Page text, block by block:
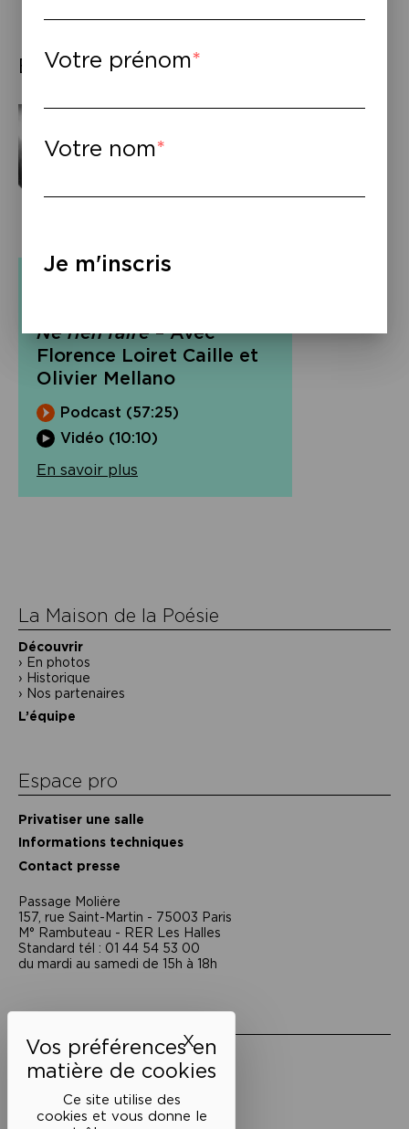
Ce site utilise des
cookies et vous donne le
XMasquer le bandeau des
Éléments associés
Podcast & Vidéo
Ne rien faire– Avec
Florence Loiret Caille et
Olivier Mellano
Podcast (57:25)
Vidéo (10:10)
En savoir plus
La Maison de la Poésie
Découvrir
En photos
Historique
Nos partenaires
L’équipe
Espace pro
Privatiser une salle
Informations techniques
Contact presse
Passage Moliėre
157, rue Saint-Martin - 75003 Paris
M° Rambuteau - RER Les Halles
Standard tél : 01 44 54 53 00
du mardi au samedi de 15h à 18h
Mentions légales
Politique de confidentialité
Conditions générales de vente
Cookies
Votre prénom
Votre nom
Je m'inscris